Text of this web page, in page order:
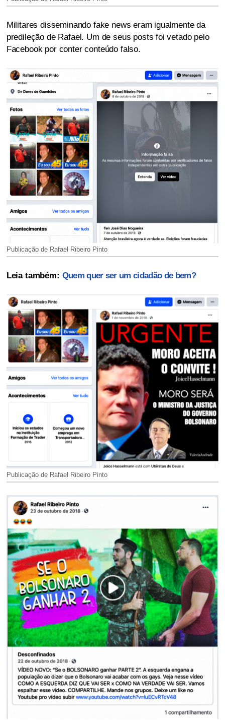
Militares disseminando fake news eram igualmente da
predileção de Rafael. Um de seus posts foi vetado pelo
Facebook por conter conteúdo falso.
Publicação de Rafael Ribeiro Pinto
Leia também: Quem quer ser um cidadão de bem?
Publicação de Rafael Ribeiro Pinto